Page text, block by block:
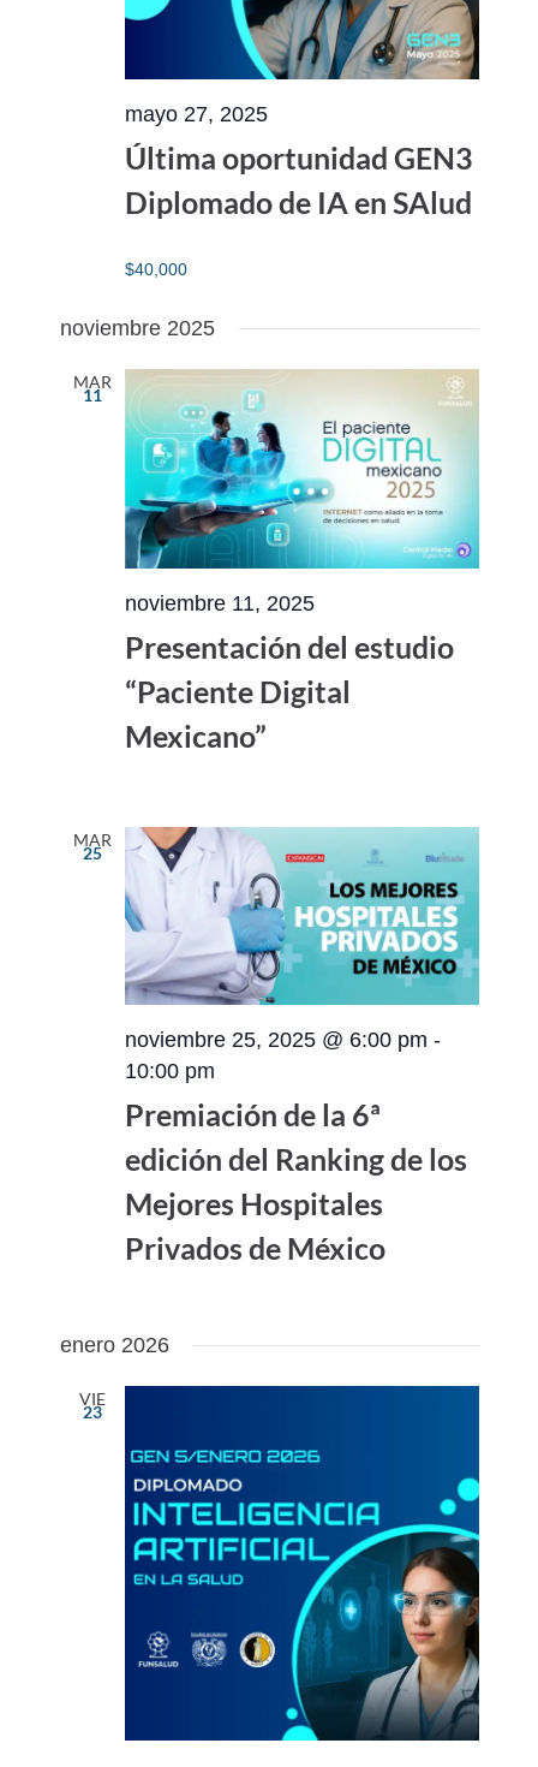
mayo 27, 2025
Última oportunidad GEN3
Diplomado de IA en SAlud
$40,000
noviembre 2025
MAR
11
noviembre 11, 2025
Presentación del estudio
“Paciente Digital
Mexicano”
MAR
25
noviembre 25, 2025 @ 6:00 pm -
10:00 pm
Premiación de la 6ª
edición del Ranking de los
Mejores Hospitales
Privados de México
enero 2026
VIE
23